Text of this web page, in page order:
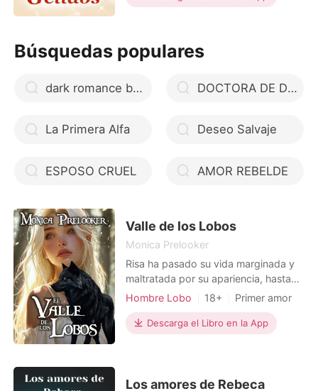
con él en toda su vida. Sin embargo,
Él irru
Búsquedas populares
dark romance books DOCTORA DE DÍA, MADRE SOLTERA DE NOCHE. SERIE LOVE MEMORY.
La Primera Alfa Deseo Salvaje
ESPOSO CRUEL AMOR REBELDE
Valle de los Lobos
Monica Prelooker
Risa ha pasado su vida marginada y
maltratada por su apariencia, hasta
que se le presenta la oportunidad de
que protegen el Valle de los
vampiros. Así conoce a uno de los
amor. Pero las l
Hombre Lobo 18+
Primer amor
Relación secreta
Alfa
Realeza
Lujuria/Erótica
Descarga el Libro en la App
Los amores de Rebeca